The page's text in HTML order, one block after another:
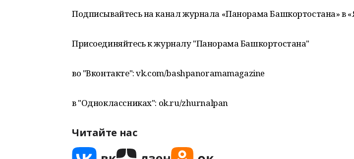
Подписывайтесь на канал журнала «Панорама Башкортостана» в
Присоединяйтесь к журналу "Панорама Башкортостана"
во "Вконтакте": vk.com/bashpanoramamagazine
в "Одноклассниках": ok.ru/zhurnalpan
Читайте нас